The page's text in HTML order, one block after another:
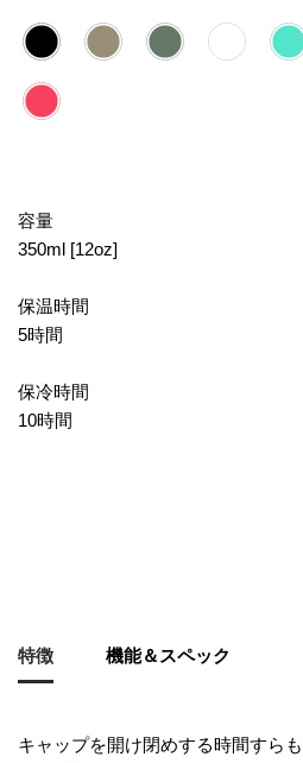
容量
350ml [12oz]
保温時間
5時間
保冷時間
10時間
特徴 機能＆スペック
キャップを開け閉めする時間すら